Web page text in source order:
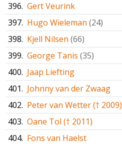
396. Gert Veurink
397. Hugo Wieleman (24)
398. Kjell Nilsen (66)
399. George Tanis (35)
400. Jaap Liefting
401. Johnny van der Zwaag
402. Peter van Wetter († 2009)
403. Oane Tol († 2011)
404. Fons van Haelst